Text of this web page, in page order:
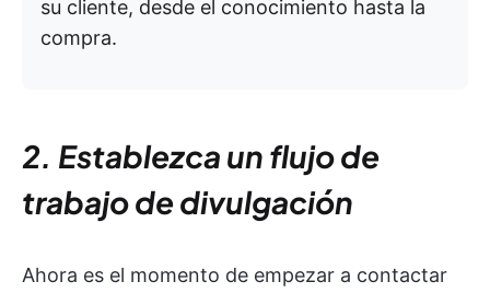
su cliente, desde el conocimiento hasta la
compra.
2. Establezca un flujo de
trabajo de divulgación
Ahora es el momento de empezar a contactar